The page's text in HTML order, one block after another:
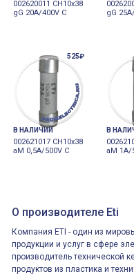
002620011 CH10x38
gG 20A/400V C
gG
525₽
В НАЛИЧИИ
002621017 CH10x38
aM 0,5A/500V C
В
aM 1A/
О производителе Eti
Компания ETI - один из
продукции и услуг в сфере
производитель технической
продуктов из пластика и